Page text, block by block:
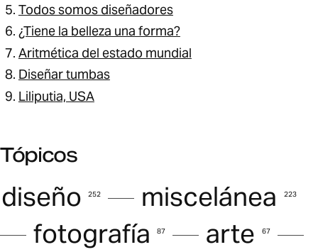
Todos somos diseñadores
¿Tiene la belleza una forma?
Aritmética del estado mundial
Diseñar tumbas
Liliputia, USA
Tópicos
diseño 252 — miscelánea 223
— fotografía 87 — arte 67
—